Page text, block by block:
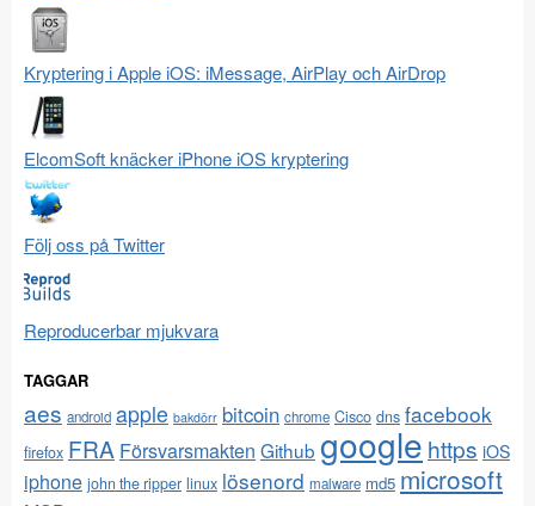
Kryptering i Apple iOS: iMessage, AirPlay och AirDrop
ElcomSoft knäcker iPhone iOS kryptering
Följ oss på Twitter
Reproducerbar mjukvara
TAGGAR
aes android apple bakdörr bitcoin chrome Cisco dns facebook
firefox FRA Försvarsmakten Github google https iOS
iphone john the ripper linux lösenord malware md5 microsoft